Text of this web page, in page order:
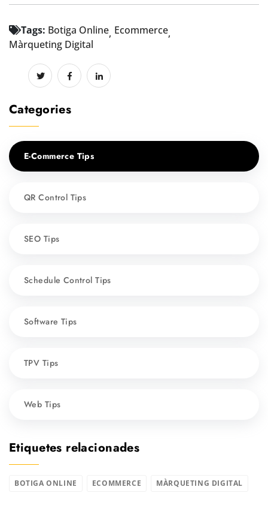
Tags: Botiga Online Ecommerce
Màrqueting Digital
Categories
E-Commerce Tips
QR Control Tips
SEO Tips
Schedule Control Tips
Software Tips
TPV Tips
Web Tips
Etiquetes relacionades
BOTIGA ONLINE ECOMMERCE MÀRQUETING DIGITAL